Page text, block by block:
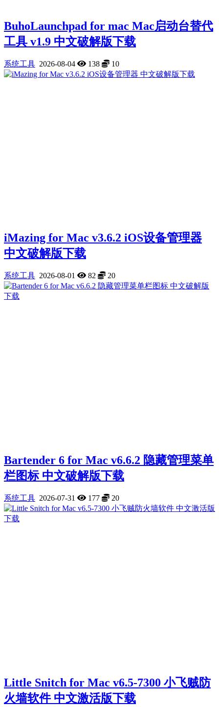
BuhoLaunchpad for mac Mac启动台替代
工具 v1.9 中文破解版下载
系统工具 2026-08-04 138 10
iMazing for Mac v3.6.2 iOS设备管理器
中文破解版下载
系统工具 2026-08-01 82 20
Bartender 6 for Mac v6.6.2 隐藏管理菜单
栏图标 中文破解版下载
系统工具 2026-07-31 177 20
Little Snitch for Mac v6.5-7300 小飞贼防
火墙软件 中文激活版下载